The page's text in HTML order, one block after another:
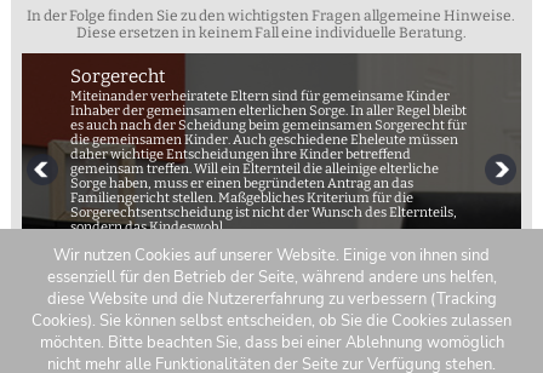
In der Folge finden Sie zu den wichtigsten Fragen allgemeine Hinweise.
Diese ersetzen in keinem Fall eine individuelle Beratung.
Sorgerecht
Miteinander verheiratete Eltern sind für gemeinsame Kinder
Inhaber der gemeinsamen elterlichen Sorge. In aller Regel bleibt
es auch nach der Scheidung beim gemeinsamen Sorgerecht für
die gemeinsamen Kinder. Auch geschiedene Eheleute müssen
daher wichtige Entscheidungen ihre Kinder betreffend
gemeinsam treffen. Will ein Elternteil die alleinige elterliche
Sorge haben, muss er einen begründeten Antrag an das
Familiengericht stellen. Maßgebliches Kriterium für die
Sorgerechtsentscheidung ist nicht der Wunsch des Elternteils,
sondern das Kindeswohl.
Cookies Datenschutz Impressum Recht
Wir nutzen Cookies auf unserer Website. Einige von ihnen sind
essenziell für den Betrieb der Seite, während andere uns helfen,
diese Website und die Nutzererfahrung zu verbessern (Tracking
Cookies). Sie können selbst entscheiden, ob Sie die Cookies zulassen
möchten. Bitte beachten Sie, dass bei einer Ablehnung womöglich
nicht mehr alle Funktionalitäten der Seite zur Verfügung stehen.